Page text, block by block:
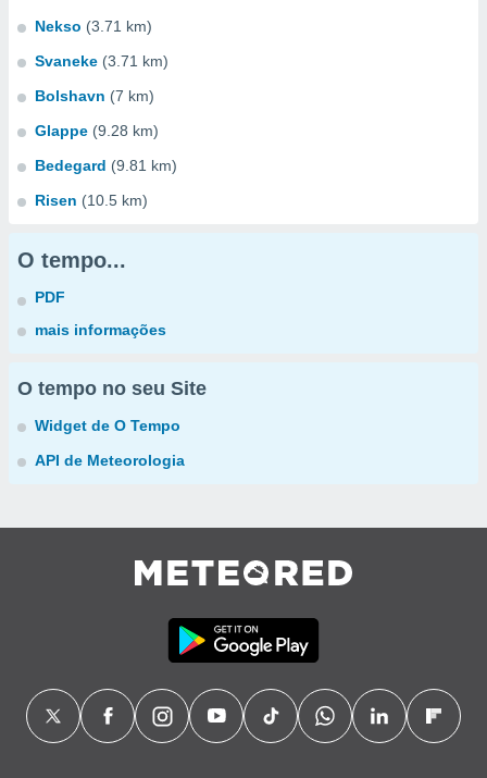
Nekso (3.71 km)
Svaneke (3.71 km)
Bolshavn (7 km)
Glappe (9.28 km)
Bedegard (9.81 km)
Risen (10.5 km)
O tempo...
PDF
mais informações
O tempo no seu Site
Widget de O Tempo
API de Meteorologia